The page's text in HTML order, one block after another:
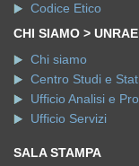
Codice Etico
CHI SIAMO >
Chi siamo
Centro Studi e
Ufficio Analisi e
Ufficio Servizi
SALA STAMPA